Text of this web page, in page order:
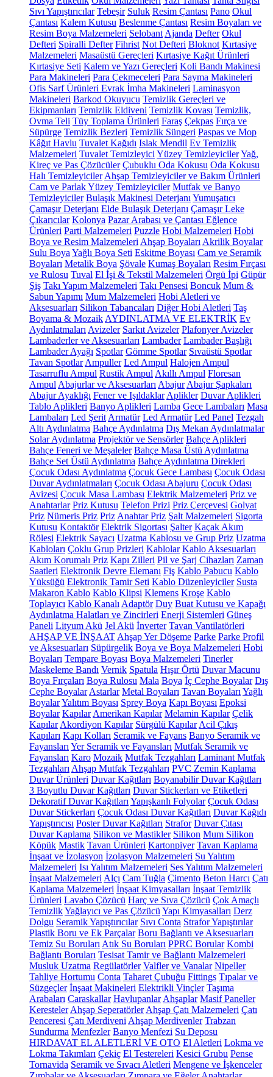
Sıvı Yapıştırıcılar Tebeşir Suluk Resim Çantası Pano Okul
Çantası Kalem Kutusu Beslenme Çantası Resim Boyaları ve
Resim Boya Malzemeleri Selobant Ajanda Defter Okul
Defteri Spiralli Defter Fihrist Not Defteri Bloknot Kırtasiye
Malzemeleri Masaüstü Gereçleri Kırtasiye Kağıt Ürünleri
Kırtasiye Seti Kalem ve Yazı Gereçleri Koli Bandı Makinesi
Para Makineleri Para Çekmeceleri Para Sayma Makineleri
Ofis Sarf Ürünleri Evrak İmha Makineleri Laminasyon
Makineleri Barkod Okuyucu Temizlik Gereçleri ve
Ekipmanları Temizlik Eldiveni Temizlik Kovası Temizlik,
Ovma Teli Tüy Toplama Ürünleri Faraş Çekpas Fırça ve
Süpürge Temizlik Bezleri Temizlik Süngeri Paspas ve Mop
Kâğıt Havlu Tuvalet Kağıdı Islak Mendil Ev Temizlik
Malzemeleri Tuvalet Temizleyici Yüzey TemizleyicilerYağ,
Kireç ve Pas Çözücüler Çubuklu Oda Kokusu Oda Kokusu
Halı Temizleyiciler Ahşap Temizleyiciler ve Bakım Ürünleri
Cam ve Parlak Yüzey Temizleyiciler Mutfak ve Banyo
Temizleyiciler Bulaşık Makinesi Deterjanı Yumuşatıcı
Çamaşır Deterjanı Elde Bulaşık Deterjanı Çamaşır Leke
Çıkarıcılar Kolonya Pazar Arabası ve Çantası Eğlence
Ürünleri Parti Malzemeleri Puzzle Hobi Malzemeleri Hobi
Boya ve Resim Malzemeleri Ahşap Boyaları Akrilik Boyalar
Sulu Boya Yağlı Boya Seti Eskitme Boyası Cam ve Seramik
Boyaları Metalik Boya Şövale Kumaş Boyaları Resim Fırçası
ve Rulosu Tuval El İşi & Tekstil Malzemeleri Örgü İpi Güpür
Şiş Takı Yapım Malzemeleri Takı Pensesi Boncuk Mum &
Sabun Yapımı Mum Malzemeleri Hobi Aletleri ve
Aksesuarları Silikon Tabancaları Diğer Hobi Aletleri Taş
Boyama & Mozaik AYDINLATMA VE ELEKTRİK Ev
Aydınlatmaları Avizeler Sarkıt Avizeler Plafonyer Avizeler
Lambaderler ve Aksesuarları Lambader Lambader Başlığı
Lambader Ayağı Spotlar Gömme Spotlar Sıvaüstü Spotlar
Tavan Spotlar Ampuller Led Ampul Halojen Ampul
Tasarruflu Ampul Rustik Ampul Akıllı Ampul Floresan
Ampul Abajurlar ve Aksesuarları Abajur Abajur Şapkaları
Abajur Ayaklığı Fener ve Işıldaklar Aplikler Duvar Aplikleri
Tablo Aplikleri Banyo Aplikleri Lamba Gece Lambaları Masa
Lambaları Led Şerit Armatür Led Armatür Led Panel Tezgah
Altı Aydınlatma Bahçe Aydınlatma Dış Mekan Aydınlatmalar
Solar Aydınlatma Projektör ve Sensörler Bahçe Aplikleri
Bahçe Feneri ve Meşaleler Bahçe Masa Üstü Aydınlatma
Bahçe Set Üstü Aydınlatma Bahçe Aydınlatma Direkleri
Çocuk Odası Aydınlatma Çocuk Gece Lambası Çocuk Odası
Duvar Aydınlatmaları Çocuk Odası Abajuru Çocuk Odası
Avizesi Çocuk Masa Lambası Elektrik Malzemeleri Priz ve
Anahtarlar Priz Kutusu Telefon Prizi Priz Çerçevesi Golyat
Priz Nümeris Priz Priz Anahtar Priz Şalt Malzemeleri Sigorta
Kutusu Kontaktör Elektrik Sigortası Şalter Kaçak Akım
Rölesi Elektrik Sayacı Uzatma Kablosu ve Grup Priz Uzatma
Kabloları Çoklu Grup Prizleri Kablolar Kablo Aksesuarları
Akım Korumalı Priz Kapı Zilleri Pil ve Şarj Cihazları Zaman
Saatleri Elektronik Devre Elemanı Fiş Kablo Pabucu Kablo
Yüksüğü Elektronik Tamir Seti Kablo Düzenleyiciler Susta
Makaron Kablo Kablo Klipsi Klemens Kroşe Kablo
Toplayıcı Kablo Kanalı Adaptör Duy Buat Kutusu ve Kapağı
Aydınlatma Halatları ve Zincirleri Enerji Sistemleri Güneş
Paneli Lityum Akü Jel Akü İnverter Tavan Vantilatörleri
AHŞAP VE İNŞAAT Ahşap Yer Döşeme Parke Parke Profil
ve Aksesuarları Süpürgelik Boya ve Boya Malzemeleri Hobi
Boyaları Tempare Boyası Boya Malzemeleri Tinerler
Maskeleme Bandı Vernik Spatula Hışır Örtü Duvar Macunu
Boya Fırçaları Boya Rulosu Mala Boya İç Cephe Boyalar Dış
Cephe Boyalar Astarlar Metal Boyaları Tavan Boyaları Yağlı
BoyalarYalıtım Boyası Sprey Boya Kapı Boyası Epoksi
Boyalar Kapılar Amerikan Kapılar Melamin Kapılar Çelik
Kapılar Akordiyon Kapılar Sürgülü Kapılar Acil Çıkış
Kapıları Kapı Kolları Seramik ve Fayans Banyo Seramik ve
Fayansları Yer Seramik ve Fayansları Mutfak Seramik ve
Fayansları Karo Mozaik Mutfak Tezgahları Laminant Mutfak
Tezgahları Ahşap Mutfak Tezgahları PVC Zemin Kaplama
Duvar Ürünleri Duvar Kağıtları Boyanabilir Duvar Kağıtları
3 Boyutlu Duvar Kağıtları Duvar Stickerları ve Etiketleri
Dekoratif Duvar Kağıtları Yapışkanlı Folyolar Çocuk Odası
Duvar Stickerları Çocuk Odası Duvar Kağıtları Duvar Kağıdı
Yapıştırıcısı Poster Duvar Kağıtları Strafor Duvar Çıtası
Duvar Kaplama Silikon ve Mastikler Silikon Mum Silikon
Köpük Mastik Tavan Ürünleri Kartonpiyer Tavan Kaplama
İnşaat ve İzolasyon İzolasyon Malzemeleri Su Yalıtım
Malzemeleri Isı Yalıtım Malzemeleri Ses Yalıtım Malzemeleri
İnşaat Malzemeleri Alçı Cam Tuğla Çimento Beton Harcı Çatı
Kaplama Malzemeleri İnşaat Kimyasalları İnşaat Temizlik
Ürünleri Lavabo Çözücü Harç ve Sıva Çözücü Çok Amaçlı
TemizlikYağlayıcı ve Pas Çözücü Yapı Kimyasalları Derz
Dolgu Seramik Yapıştırıcılar Sıvı Conta Strafor Yapıştırılar
Plastik Boru ve Ek Parçalar Boru Bağlantı ve Aksesuarları
Temiz Su Boruları Atık Su Boruları PPRC Borular Kombi
Bağlantı Boruları Tesisat Tamir ve Bağlantı Malzemeleri
Musluk Uzatma Regülatörler Valfler ve Vanalar Nipeller
Tahliye Hortumu Conta Taharet Çubuğu Fittings Tıpalar ve
Süzgeçler İnşaat Makineleri Elektrikli Vinçler Taşıma
Arabaları Caraskallar Havlupanlar Ahşaplar Masif Paneller
Keresteler Ahşap Seperatörler Ahşap Çatı Malzemeleri Çatı
Penceresi Çatı Merdiveni Ahşap Merdivenler Trabzan
Sundurma Menfezler Banyo Menfezi Su Deposu
HIRDAVAT EL ALETLERİ VE OTO El Aletleri Lokma ve
Lokma Takımları Çekiç El Testereleri Kesici Grubu Pense
Tornavida Seramik ve Sıvacı Aletleri Mengene ve İşkenceler